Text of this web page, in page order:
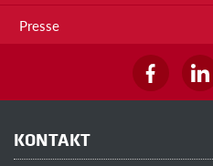
Presse
KONTAKT